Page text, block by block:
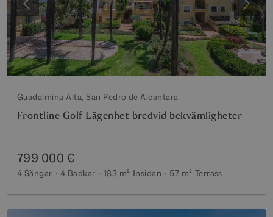
Föregående Nästa
Guadalmina Alta, San Pedro de Alcantara
Frontline Golf Lägenhet bredvid bekvämligheter
799 000 €
4 Sängar 4 Badkar 183 m² Insidan 57 m² Terrass